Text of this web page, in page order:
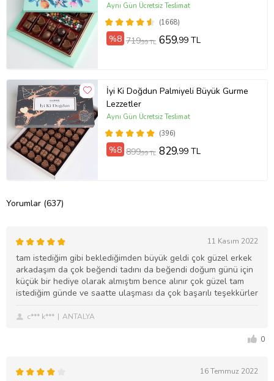
(1668)
Aynı Gün Ücretsiz Teslimat
%8 719,99 TL 659,99 TL
İyi Ki Doğdun Palmiyeli Büyük Gurme
Lezzetler
(396)
Aynı Gün Ücretsiz Teslimat
%8 899,99 TL 829,99 TL
Yorumlar (637)
11 Kasım 2022
tam istediğim gibi beklediğimden büyük geldi çok güzel erkek
arkadaşım da çok beğendi tadını da beğendi doğum günü için
küçük bir hediye olarak almıştım bence alınır çok güzel tam
istediğim günde ve saatte ulaşması da çok başarılı teşekkürler
c*** k*** ANTALYA
0
16 Temmuz 2022